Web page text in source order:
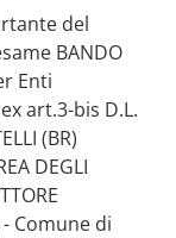
del
BANDO
Enti
art.3-bis D.L.
(BR)
DEGLI
- Comune di